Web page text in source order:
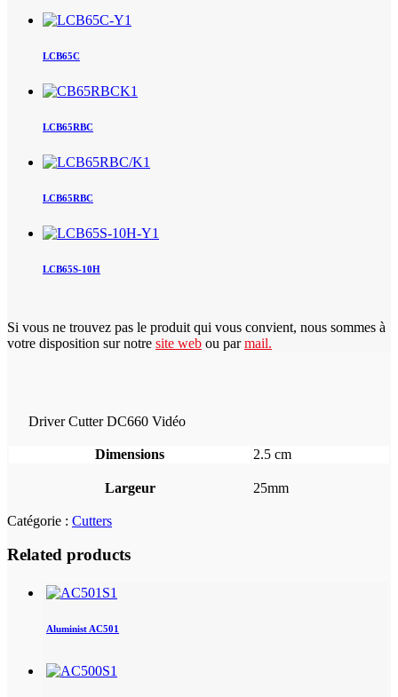
LCB65C
LCB65RBC
LCB65RBC
LCB65S-10H
Si vous ne trouvez pas le produit qui vous convient, nous sommes à
votre disposition sur notre site web ou parmail.
Driver Cutter DC660 Vidéo
Dimensions 2.5 cm
Largeur 25mm
Catégorie : Cutters
Related products
Aluminist AC501